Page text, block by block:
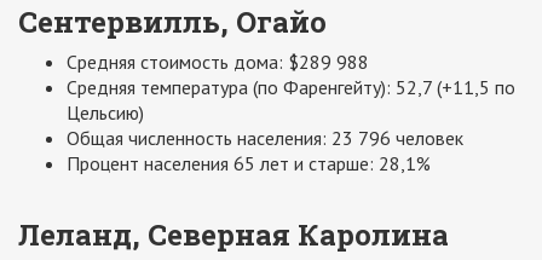
Сентервилль, Огайо
Средняя стоимость дома: $289 988
Средняя температура (по Фаренгейту): 52,7 (+11,5 по
Цельсию)
Общая численность населения: 23 796 человек
Процент населения 65 лет и старше: 28,1%
Леланд, Северная Каролина